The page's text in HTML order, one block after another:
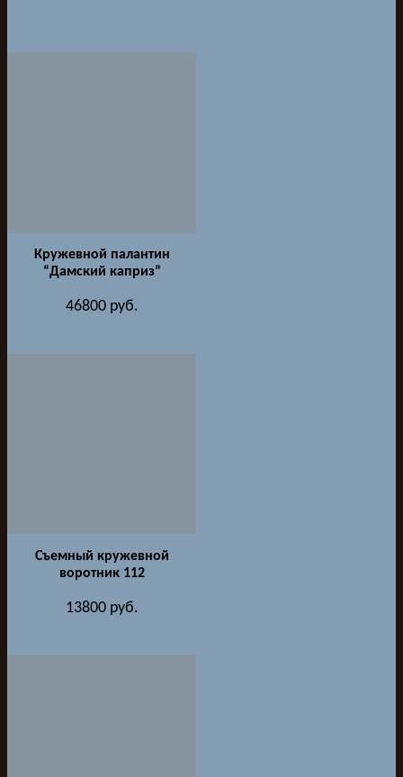
Кружевной палантин
“Дамский каприз”
46800руб.
Съемный кружевной
воротник 112
13800руб.